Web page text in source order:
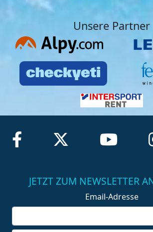
Unsere Partner
JETZT ZUM NEWSLETTER
Email-Adresse